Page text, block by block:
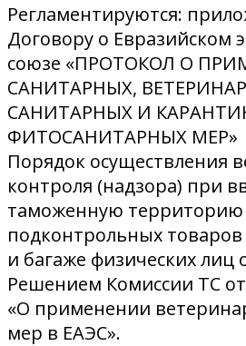
Регламентируются:
Договору о Евразийском
союзе «ПРОТОКОЛ О
САНИТАРНЫХ,
САНИТАРНЫХ И
ФИТОСАНИТАРНЫХ МЕР»
Порядок осуществления
контроля (надзора) при
таможенную
подконтрольных
и багаже физических лиц
Решением Комиссии ТС
«О применении
мер в ЕАЭС».